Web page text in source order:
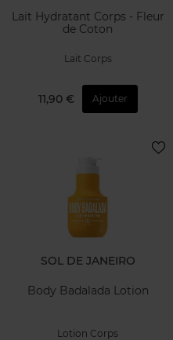
Lait Hydratant Corps - Fleur
de Coton
Lait Corps
11,90 € Ajouter
SOL DE JANEIRO
Body Badalada Lotion
Lotion Corps